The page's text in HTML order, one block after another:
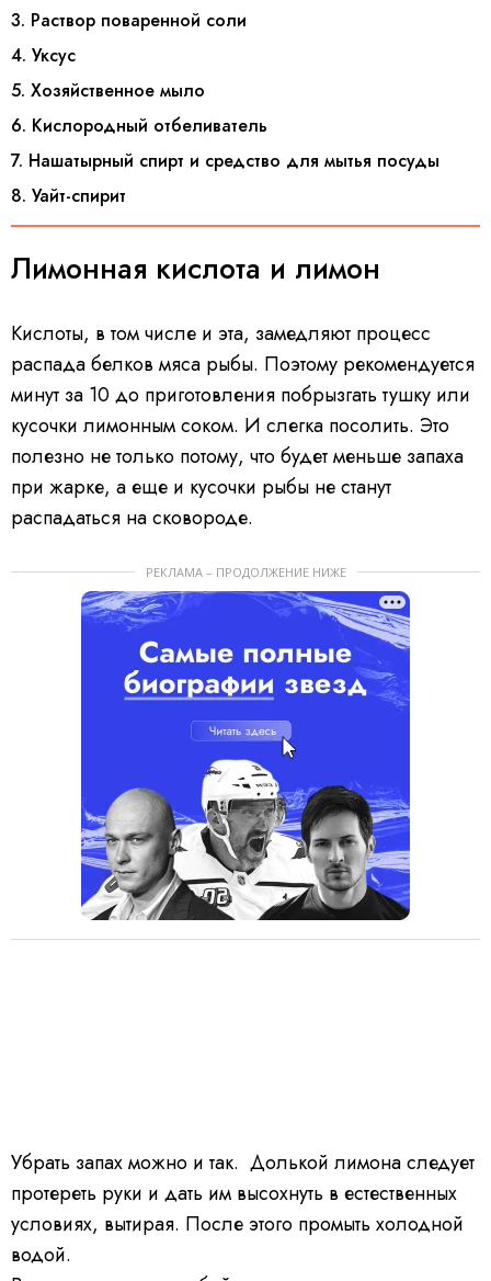
3. Раствор поваренной соли
4. Уксус
5. Хозяйственное мыло
6. Кислородный отбеливатель
7. Нашатырный спирт и средство для мытья посуды
8. Уайт-спирит
Лимонная кислота и лимон
Кислоты, в том числе и эта, замедляют процесс
распада белков мяса рыбы. Поэтому рекомендуется
минут за 10 до приготовления побрызгать тушку или
кусочки лимонным соком. И слегка посолить. Это
полезно не только потому, что будет меньше запаха
при жарке, а еще и кусочки рыбы не станут
распадаться на сковороде.
РЕКЛАМА – ПРОДОЛЖЕНИЕ НИЖЕ
Убрать запах можно и так. Долькой лимона следует
протереть руки и дать им высохнуть в естественных
условиях, вытирая. После этого промыть холодной
водой.